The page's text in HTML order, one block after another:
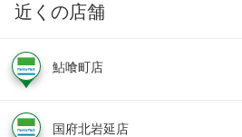
近くの店舗
鮎喰町店
国府北岩延店